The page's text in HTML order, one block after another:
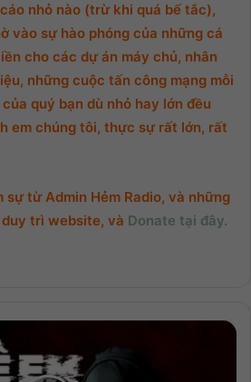
nhỏ nào (trừ khi quá bế tắc),
vào sự hào phóng của những cá
cho các dự án máy chủ, nhân
những cuộc tấn công mạng mỗi
quý bạn dù nhỏ hay lớn đều
em chúng tôi, thực sự rất lớn, rất
từ Admin Hẻm Radio, và những
trì website, và Donate tại đây.